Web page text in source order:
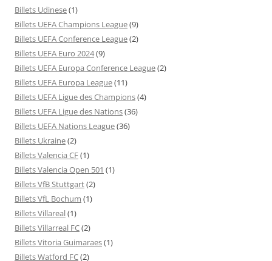
Billets Udinese(1)
Billets UEFA Champions League(9)
Billets UEFA Conference League(2)
Billets UEFA Euro 2024(9)
Billets UEFA Europa Conference League(2)
Billets UEFA Europa League(11)
Billets UEFA Ligue des Champions(4)
Billets UEFA Ligue des Nations(36)
Billets UEFA Nations League(36)
Billets Ukraine(2)
Billets Valencia CF(1)
Billets Valencia Open 501 (1)
Billets VfB Stuttgart(2)
Billets VfL Bochum (1)
Billets Villareal(1)
Billets Villarreal FC(2)
Billets Vitoria Guimaraes(1)
Billets Watford FC(2)